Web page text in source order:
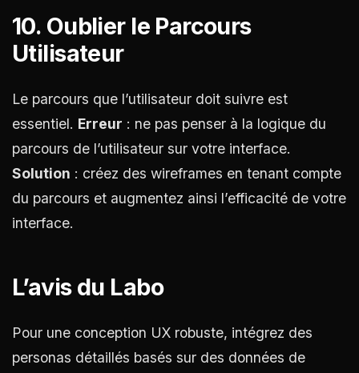
10. Oublier le Parcours
Utilisateur
Le parcours que l’utilisateur doit suivre est
essentiel. Erreur : ne pas penser à la logique du
parcours de l’utilisateur sur votre interface.
Solution : créez des wireframes en tenant compte
du parcours et augmentez ainsi l’efficacité de votre
interface.
L’avis du Labo
Pour une conception UX robuste, intégrez des
personas détaillés basés sur des données de